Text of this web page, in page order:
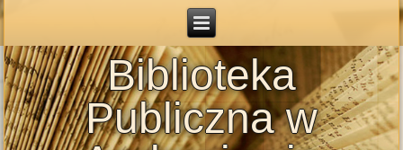
Biblioteka
Publiczna w